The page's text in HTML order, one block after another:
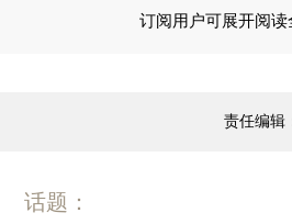
询下载 除了上述数据，我们
中国平安中报向好，险企
近日率先披露上半年业绩情况
订阅用户可展开阅读
责任编辑
话题：